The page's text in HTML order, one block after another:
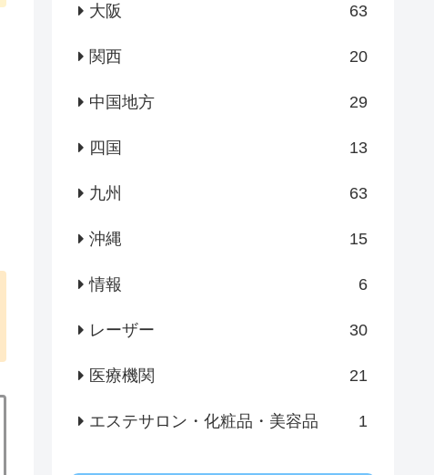
大阪 63
関西 20
中国地方 29
四国 13
九州 63
沖縄 15
情報 6
レーザー 30
医療機関 21
エステサロン・化粧品・美容品 1